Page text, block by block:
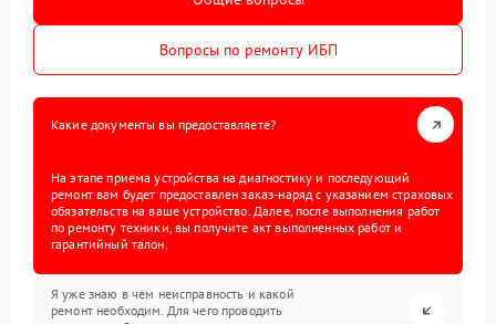
Вопросы по ремонту ИБП
Какие документы вы предоставляете?
На этапе приема устройства на диагностику и последующий
ремонт вам будет предоставлен заказ-наряд с указанием страховых
обязательств на ваше устройство. Далее, после выполнения работ
по ремонту техники, вы получите акт выполненных работ и
гарантийный талон.
Я уже знаю в чем неисправность и какой
ремонт необходим. Для чего проводить